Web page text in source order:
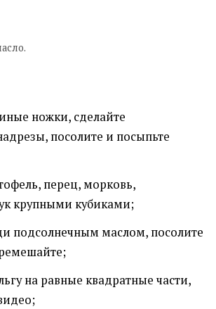
ножки, сделайте
посолите и посыпьте
перец, морковь,
крупными кубиками;
подсолнечным маслом, посолите
на равные квадратные части,